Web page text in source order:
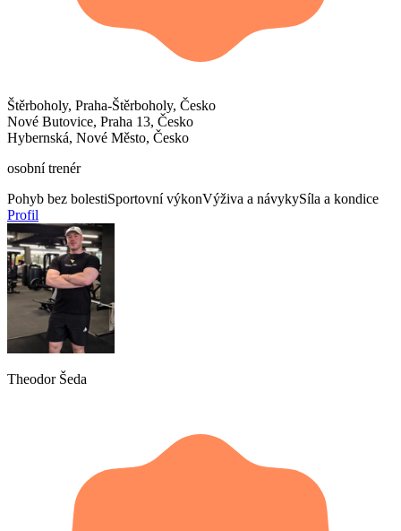
Štěrboholy, Praha-Štěrboholy, Česko
Nové Butovice, Praha 13, Česko
Hybernská, Nové Město, Česko
osobní trenér
Pohyb bez bolestiSportovní výkonVýživa a návykySíla a kondice
Profil
Theodor Šeda